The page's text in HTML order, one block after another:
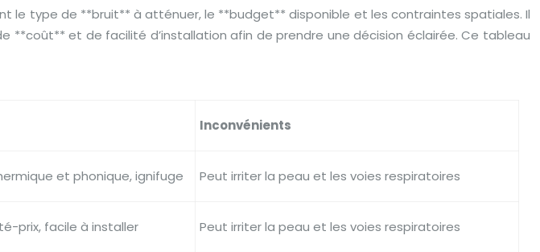
le type de **bruit** à atténuer, le **budget** disponible et les contraintes spatiales. Il
et de facilité d’installation afin de prendre une décision éclairée. Ce tableau
Inconvénients
et phonique, ignifuge Peut irriter la peau et les voies respiratoires
prix, facile à installer Peut irriter la peau et les voies respiratoires